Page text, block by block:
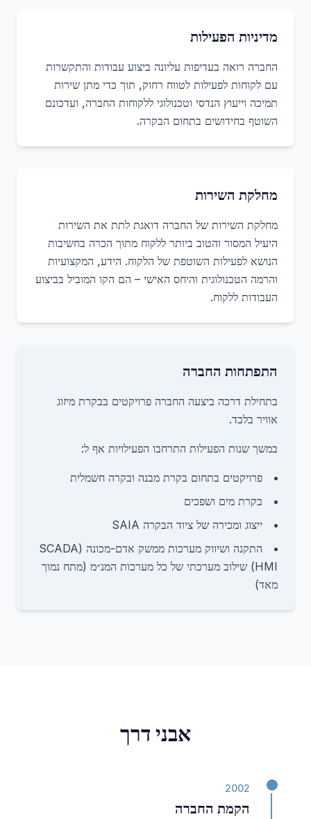
מדיניות הפעילות
החברה רואה בעדיפות עליונה ביצוע עבודות והתקשרות
עם לקוחות לפעילות לטווח רחוק, תוך כדי מתן שירות
תמיכה וייעוץ הנדסי וטכנולוגי ללקוחות החברה, ועדכונם
השוטף בחידושים בתחום הבקרה.
מחלקת השירות
מחלקת השירות של החברה דואגת לתת את השירות
היעיל המסור והטוב ביותר ללקוח מתוך הכרה בחשיבות
הנושא לפעילות השוטפת של הלקוח. הידע, המקצועיות
והרמה הטכנולוגית והיחס האישי – הם הקו המוביל בביצוע
העבודות ללקוח.
התפתחות החברה
בתחילת דרכה ביצעה החברה פרויקטים בבקרת מיזוג
אוויר בלבד.
במשך שנות הפעילות התרחבו הפעילויות אף ל:
פרויקטים בתחום בקרת מבנה ובקרה חשמלית
בקרת מים ושפכים
ייצוג ומכירה של ציוד הבקרה SAIA
התקנה ושיווק מערכות ממשק אדם-מכונה (SCADA
HMI) שילוב מערכתי של כל מערכות המנ״מ (מתח נמוך
מאד)
אבני דרך
2002
הקמת החברה